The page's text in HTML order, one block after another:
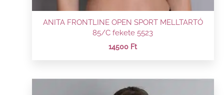
ANITA FRONTLINE OPEN SPORT MELLTARTÓ
85/C fekete 5523
14500 Ft